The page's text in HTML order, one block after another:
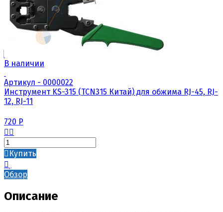
В наличии
Артикул - 0000022
Инструмент KS-315 (TCN315 Китай) для обжима RJ-45, RJ-
12, RJ-11
720 Р
Купить
Обзор
Описание